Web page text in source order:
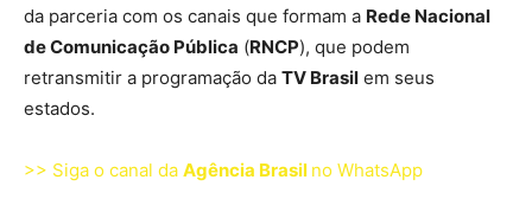
da parceria com os canais que formam a Rede Nacional
de Comunicação Pública (RNCP), que podem
retransmitir a programação da TV Brasil em seus
estados.
>> Siga o canal da Agência Brasil no WhatsApp